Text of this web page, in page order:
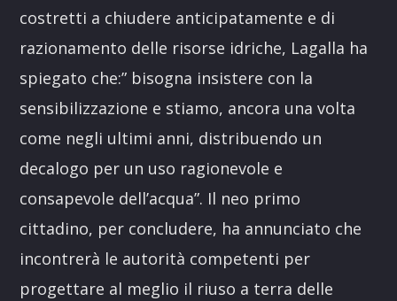
costretti a chiudere anticipatamente e di
razionamento delle risorse idriche, Lagalla ha
spiegato che:” bisogna insistere con la
sensibilizzazione e stiamo, ancora una volta
come negli ultimi anni, distribuendo un
decalogo per un uso ragionevole e
consapevole dell’acqua”. Il neo primo
cittadino, per concludere, ha annunciato che
incontrerà le autorità competenti per
progettare al meglio il riuso a terra delle